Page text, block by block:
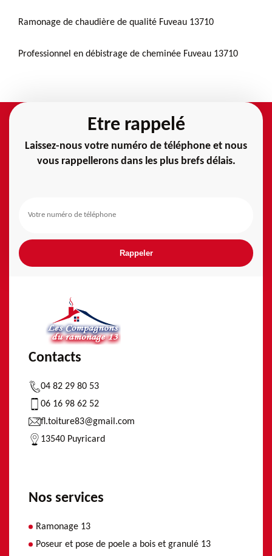
Ramonage de chaudière de qualité Fuveau 13710
Professionnel en débistrage de cheminée Fuveau 13710
Etre rappelé
Laissez-nous votre numéro de téléphone et nous
vous rappellerons dans les plus brefs délais.
Contacts
04 82 29 80 53
06 16 98 62 52
fl.toiture83@gmail.com
13540 Puyricard
Nos services
Ramonage 13
Poseur et pose de poele a bois et granulé 13